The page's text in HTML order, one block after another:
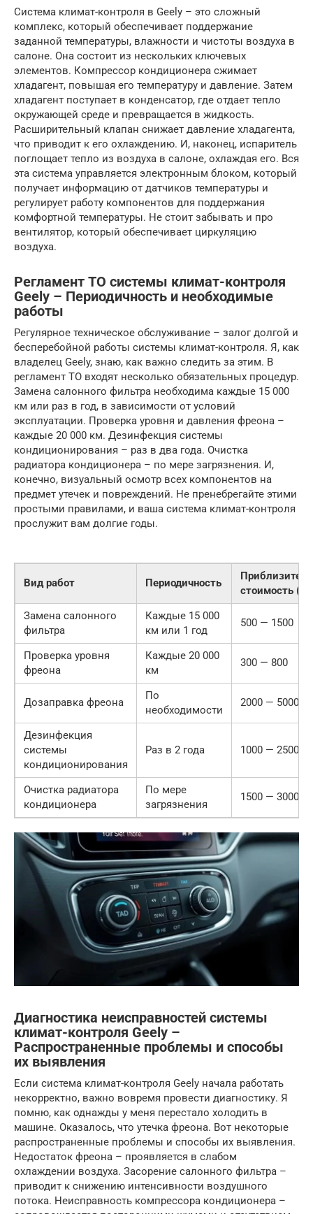
Система климат-контроля в Geely – это сложный
комплекс, который обеспечивает поддержание
заданной температуры, влажности и чистоты воздуха в
салоне. Она состоит из нескольких ключевых
элементов. Компрессор кондиционера сжимает
хладагент, повышая его температуру и давление. Затем
хладагент поступает в конденсатор, где отдает тепло
окружающей среде и превращается в жидкость.
Расширительный клапан снижает давление хладагента,
что приводит к его охлаждению. И, наконец, испаритель
поглощает тепло из воздуха в салоне, охлаждая его. Вся
эта система управляется электронным блоком, который
получает информацию от датчиков температуры и
регулирует работу компонентов для поддержания
комфортной температуры. Не стоит забывать и про
вентилятор, который обеспечивает циркуляцию
воздуха.
Регламент ТО системы климат-контроля
Geely – Периодичность и необходимые
работы
Регулярное техническое обслуживание – залог долгой и
бесперебойной работы системы климат-контроля. Я, как
владелец Geely, знаю, как важно следить за этим. В
регламент ТО входят несколько обязательных процедур.
Замена салонного фильтра необходима каждые 15 000
км или раз в год, в зависимости от условий
эксплуатации. Проверка уровня и давления фреона –
каждые 20 000 км. Дезинфекция системы
кондиционирования – раз в два года. Очистка
радиатора кондиционера – по мере загрязнения. И,
конечно, визуальный осмотр всех компонентов на
предмет утечек и повреждений. Не пренебрегайте этими
простыми правилами, и ваша система климат-контроля
прослужит вам долгие годы.
Вид работ Периодичность
стоимость
Замена салонного
фильтра
Каждые 15 000
км или 1 год
500 — 1500
Проверка уровня
фреона
Каждые 20 000
км
300 — 800
Дозаправка фреона
По
необходимости
2000 — 5000
Дезинфекция
системы
кондиционирования
Раз в 2 года 1000 — 2500
Очистка радиатора
кондиционера
По мере
загрязнения
1500 — 3000
Диагностика неисправностей системы
климат-контроля Geely –
Распространенные проблемы и способы
их выявления
Если система климат-контроля Geely начала работать
некорректно, важно вовремя провести диагностику. Я
помню, как однажды у меня перестало холодить в
машине. Оказалось, что утечка фреона. Вот некоторые
распространенные проблемы и способы их выявления.
Недостаток фреона – проявляется в слабом
охлаждении воздуха. Засорение салонного фильтра –
приводит к снижению интенсивности воздушного
потока. Неисправность компрессора кондиционера –